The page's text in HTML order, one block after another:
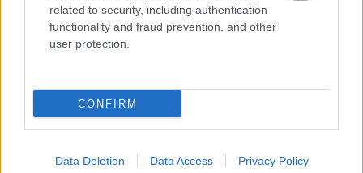
related to security, including authentication
functionality and fraud prevention, and other
user protection.
CONFIRM
Data Deletion Data Access Privacy Policy